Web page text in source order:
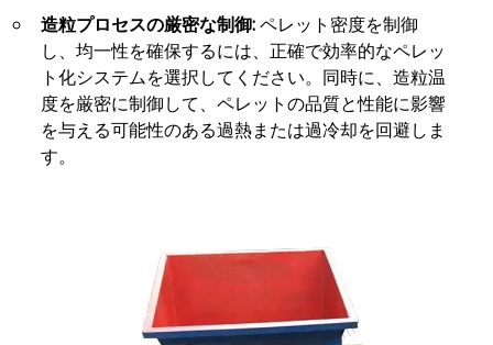
造粒プロセスの厳密な制御:ペレット密度を制御
し、均一性を確保するには、正確で効率的なペレッ
ト化システムを選択してください。同時に、造粒温
度を厳密に制御して、ペレットの品質と性能に影響
を与える可能性のある過熱または過冷却を回避しま
す。